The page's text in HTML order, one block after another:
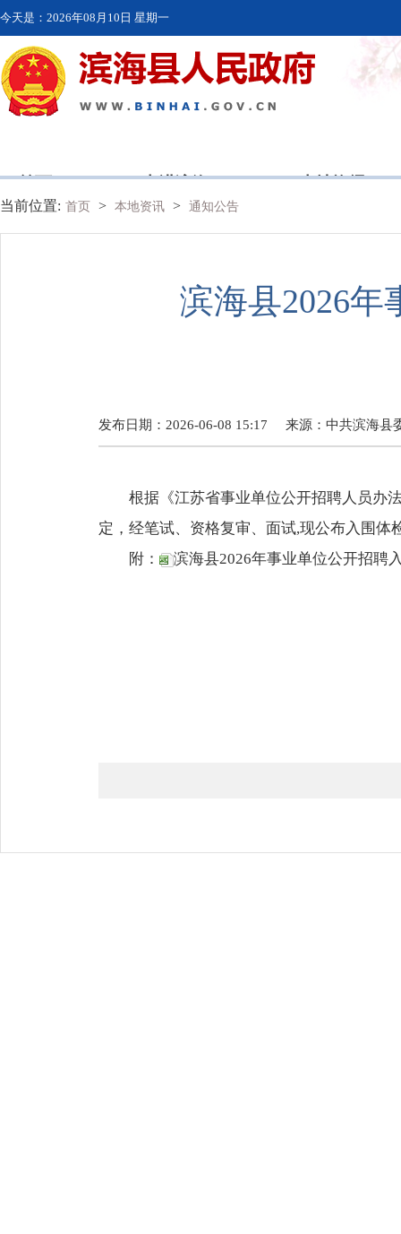
今天是： 2026年08月10日 星期一
首页 走进滨海 本地资讯
当前位置: 首页 > 本地资讯 > 通知公告
滨海县2026
发布日期：2026-06-08 15:17 来源： 中共滨海县
根据《江苏省事业单位公开招聘人员办
定，经笔试、资格复审、面试,现公布入围
附：
滨海县2026年事业单位公开招聘